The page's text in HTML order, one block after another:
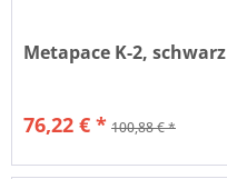
Metapace K-2, schwarz
76,22 € * 100,88 € *